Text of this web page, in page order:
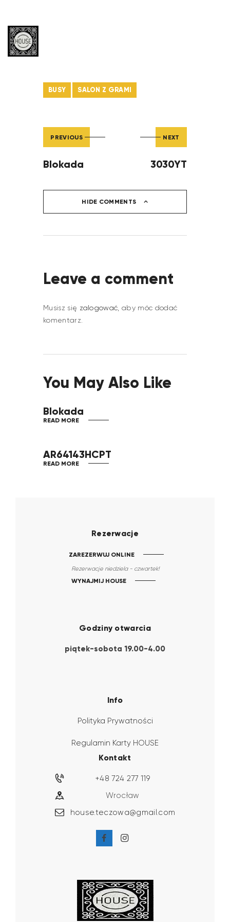
BUSY SALON Z GRAMI
PREVIOUS
Blokada
NEXT
3030YT
HIDE COMMENTS
Leave a comment
Musisz się zalogować, aby móc dodać
komentarz.
You May Also Like
Blokada
READ MORE
AR64143HCPT
READ MORE
Rezerwacje
ZAREZERWUJ ONLINE
Rezerwacje niedziela - czwartek!
WYNAJMIJ HOUSE
Godziny otwarcia
piątek-sobota 19.00-4.00
Info
Polityka Prywatności
Regulamin Karty HOUSE
Kontakt
Wrocław
house.teczowa@gmail.com
+48 724 277 119